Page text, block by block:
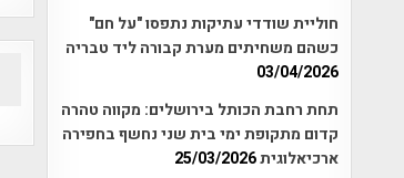
חוליית שודדי עתיקות נתפסו "על חם"
כשהם משחיתים מערת קבורה ליד טבריה
03/04/2026
תחת רחבת הכותל בירושלים: מקווה טהרה
קדום מתקופת ימי בית שני נחשף בחפירה
ארכיאלוגית25/03/2026